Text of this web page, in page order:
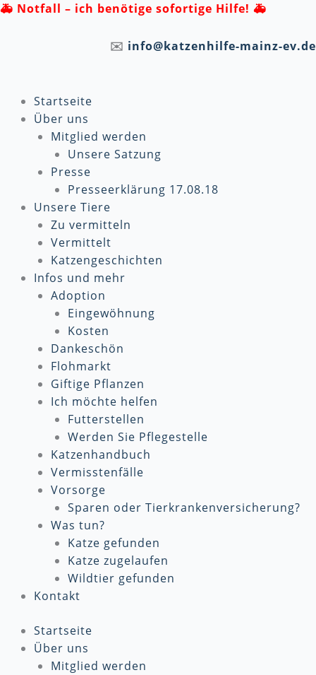
Zum
🚑 Notfall – ich benötige sofortige Hilfe! 🚑
✉️ info@katzenhilfe-mainz-ev.de
Startseite
Über uns
Mitglied werden
Unsere Satzung
Presse
Presseerklärung 17.08.18
Unsere Tiere
Zu vermitteln
Vermittelt
Katzengeschichten
Infos und mehr
Adoption
Eingewöhnung
Kosten
Dankeschön
Flohmarkt
Giftige Pflanzen
Ich möchte helfen
Futterstellen
Werden Sie Pflegestelle
Katzenhandbuch
Vermisstenfälle
Vorsorge
Sparen oder Tierkrankenversicherung?
Was tun?
Katze gefunden
Katze zugelaufen
Wildtier gefunden
Kontakt
Startseite
Über uns
Mitglied werden